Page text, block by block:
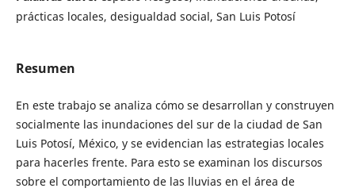
prácticas locales, desigualdad social, San Luis Potosí
Resumen
En este trabajo se analiza cómo se desarrollan y construyen
socialmente las inundaciones del sur de la ciudad de San
Luis Potosí, México, y se evidencian las estrategias locales
para hacerles frente. Para esto se examinan los discursos
sobre el comportamiento de las lluvias en el área de